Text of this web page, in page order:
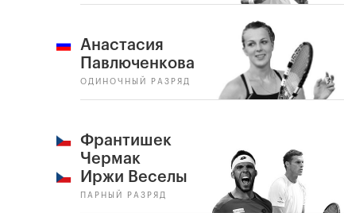
Анастасия
Павлюченкова
ОДИНОЧНЫЙ РАЗРЯД
Франтишек
Чермак
Иржи Веселы
ПАРНЫЙ РАЗРЯД